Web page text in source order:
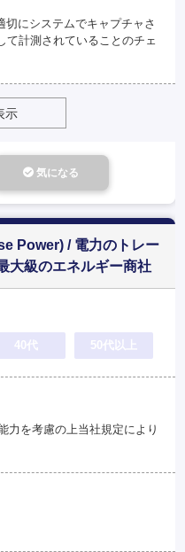
にシステムでキャプチャさ
て計測されていることのチェ
示
気になる
Power) / 電力のトレー
大級のエネルギー商社
40代 50代以上
力を考慮の上当社規定により